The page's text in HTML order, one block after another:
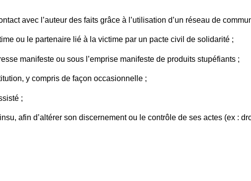
avec l’auteur des faits grâce à l’utilisation d’un réseau de
ou le partenaire lié à la victime par un pacte civil de solidarité ;
manifeste ou sous l’emprise manifeste de produits stupéfiants ;
y compris de façon occasionnelle ;
;
afin d’altérer son discernement ou le contrôle de ses actes (ex :